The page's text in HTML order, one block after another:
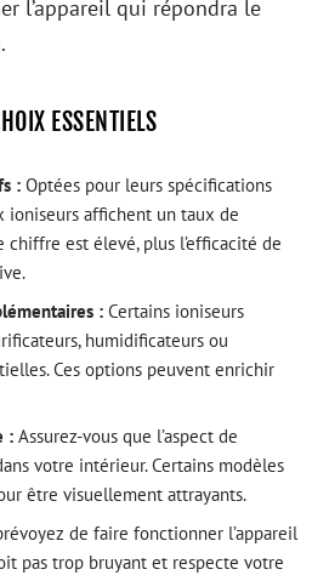
l’appareil qui répondra le
ESSENTIELS
: Optées pour leurs spécifications
ioniseurs affichent un taux de
chiffre est élevé, plus l’efficacité de
: Certains ioniseurs
humidificateurs ou
Ces options peuvent enrichir
: Assurez-vous que l’aspect de
votre intérieur. Certains modèles
être visuellement attrayants.
de faire fonctionner l’appareil
pas trop bruyant et respecte votre